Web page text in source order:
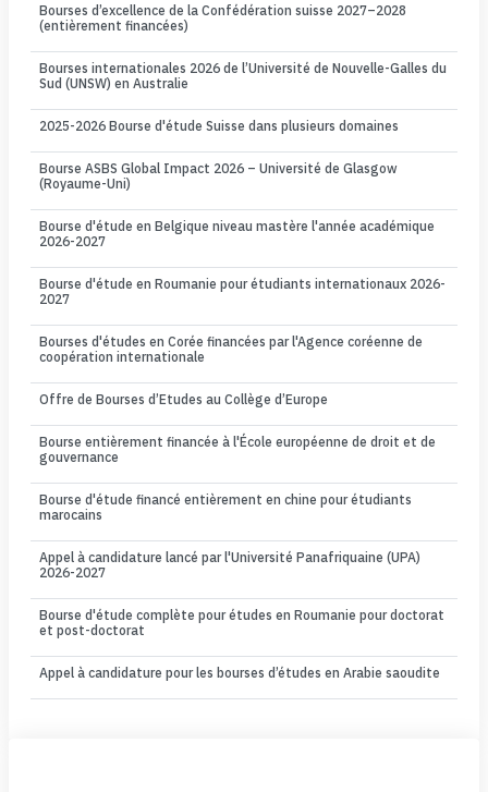
Bourses d’excellence de la Confédération suisse 2027–2028
(entièrement financées)
Bourses internationales 2026 de l’Université de Nouvelle-Galles du
Sud (UNSW) en Australie
2025-2026 Bourse d'étude Suisse dans plusieurs domaines
Bourse ASBS Global Impact 2026 – Université de Glasgow
(Royaume-Uni)
Bourse d'étude en Belgique niveau mastère l'année académique
2026-2027
Bourse d'étude en Roumanie pour étudiants internationaux 2026-
2027
Bourses d'études en Corée financées par l'Agence coréenne de
coopération internationale
Offre de Bourses d’Etudes au Collège d’Europe
Bourse entièrement financée à l'École européenne de droit et de
gouvernance
Bourse d'étude financé entièrement en chine pour étudiants
marocains
Appel à candidature lancé par l'Université Panafriquaine (UPA)
2026-2027
Bourse d'étude complète pour études en Roumanie pour doctorat
et post-doctorat
Appel à candidature pour les bourses d’études en Arabie saoudite